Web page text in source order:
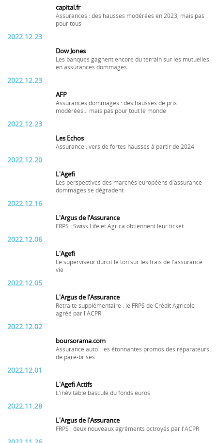
capital.fr
Assurances : des hausses modérées en 2023, mais pas
pour tous
2022.12.23
Dow Jones
Les banques gagnent encore du terrain sur les mutuelles
en assurances dommages
2022.12.23
AFP
Assurances dommages : des hausses de prix
modérées... mais pas pour tout le monde
2022.12.23
Les Echos
Assurance : vers de fortes hausses à partir de 2024
2022.12.20
L'Agefi
Les perspectives des marchés européens d'assurance
dommages se dégradent
2022.12.16
L'Argus de l'Assurance
FRPS : Swiss Life et Agrica obtiennent leur ticket
2022.12.06
L'Agefi
Le superviseur durcit le ton sur les frais de l'assurance
vie
2022.12.05
L'Argus de l'Assurance
Retraite supplémentaire : le FRPS de Crédit Agricole
agréé par l'ACPR
2022.12.02
boursorama.com
Assurance auto : les étonnantes promos des réparateurs
de pare-brises
2022.12.01
L'Agefi Actifs
L'inévitable bascule du fonds euros
2022.11.28
L'Argus de l'Assurance
FRPS : deux nouveaux agréments octroyés par l'ACPR